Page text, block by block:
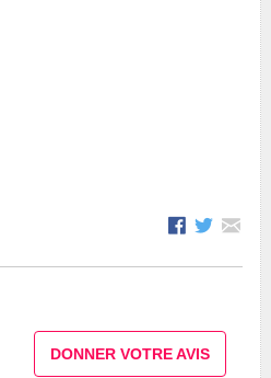
DONNER VOTRE AVIS